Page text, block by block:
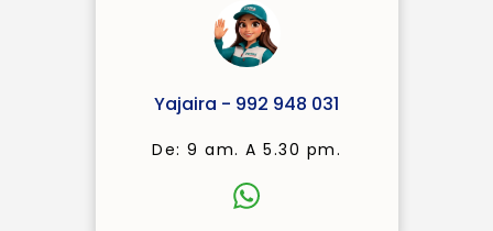
Yajaira - 992 948 031
De: 9 am. A 5.30 pm.